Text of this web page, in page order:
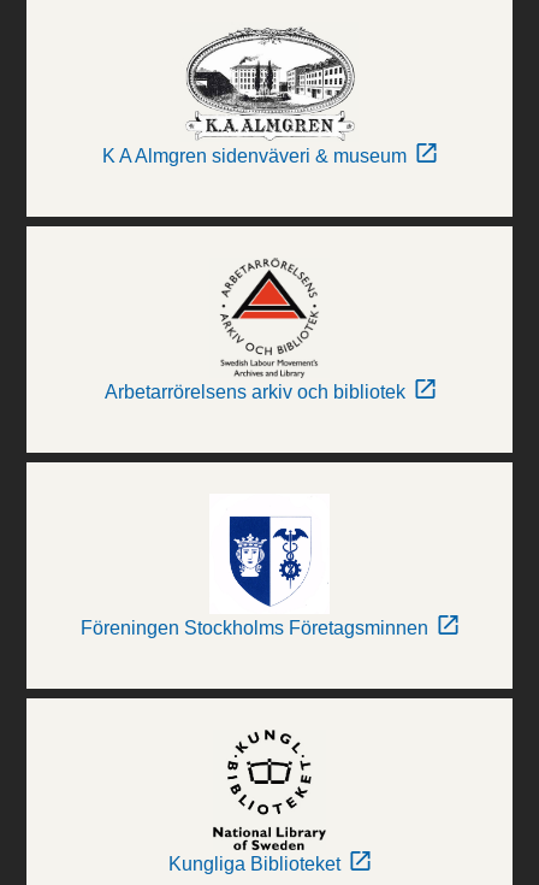
K A Almgren sidenväveri & museum
Arbetarrörelsens arkiv och bibliotek
Föreningen Stockholms Företagsminnen
Kungliga Biblioteket